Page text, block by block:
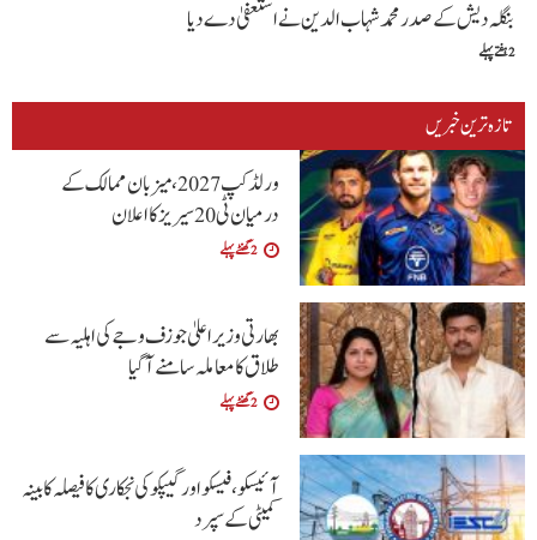
بنگلہ دیش کے صدر محمد شہاب الدین نے استعفیٰ دے دیا
2 ہفتے پہلے
تازہ ترین خبریں
ورلڈ کپ 2027، میزبان ممالک کے
درمیان ٹی20 سیریز کا اعلان
2 گھنٹے پہلے
بھارتی وزیراعلیٰ جوزف وجے کی اہلیہ سے
طلاق کا معاملہ سامنے آگیا
2 گھنٹے پہلے
آئیسکو، فیسکو اور گیپکو کی نجکاری کا فیصلہ کابینہ
کمیٹی کے سپرد